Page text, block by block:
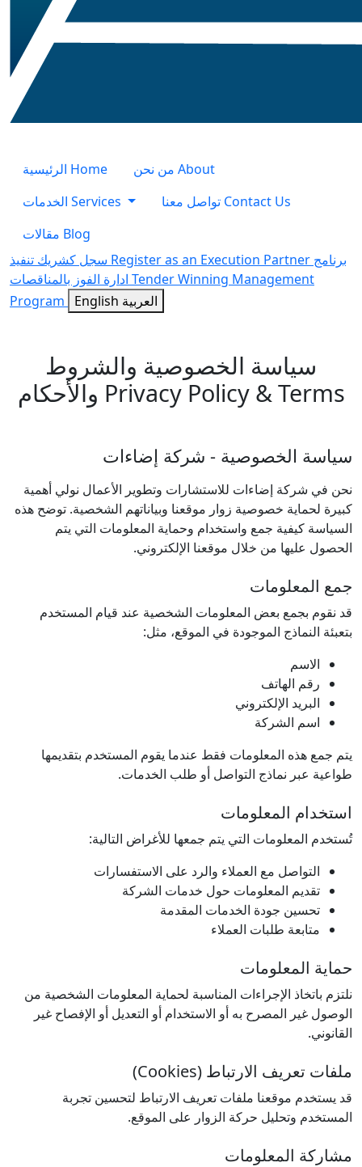
الرئيسية Home من نحن About
الخدمات Services تواصل معنا Contact Us
مقالات Blog
سجل كشريك تنفيذ Register as an Execution Partner برنامج
ادارة الفوز بالمناقصات Tender Winning Management
Program
English العربية
سياسة الخصوصية والشروط
والأحكام Privacy Policy & Terms
سياسة الخصوصية - شركة إضاءات
نحن في شركة إضاءات للاستشارات وتطوير الأعمال نولي أهمية
كبيرة لحماية خصوصية زوار موقعنا وبياناتهم الشخصية. توضح هذه
السياسة كيفية جمع واستخدام وحماية المعلومات التي يتم
الحصول عليها من خلال موقعنا الإلكتروني.
جمع المعلومات
قد نقوم بجمع بعض المعلومات الشخصية عند قيام المستخدم
بتعبئة النماذج الموجودة في الموقع، مثل:
الاسم
رقم الهاتف
البريد الإلكتروني
اسم الشركة
يتم جمع هذه المعلومات فقط عندما يقوم المستخدم بتقديمها
طواعية عبر نماذج التواصل أو طلب الخدمات.
استخدام المعلومات
تُستخدم المعلومات التي يتم جمعها للأغراض التالية:
التواصل مع العملاء والرد على الاستفسارات
تقديم المعلومات حول خدمات الشركة
تحسين جودة الخدمات المقدمة
متابعة طلبات العملاء
حماية المعلومات
نلتزم باتخاذ الإجراءات المناسبة لحماية المعلومات الشخصية من
الوصول غير المصرح به أو الاستخدام أو التعديل أو الإفصاح غير
القانوني.
ملفات تعريف الارتباط (Cookies)
قد يستخدم موقعنا ملفات تعريف الارتباط لتحسين تجربة
المستخدم وتحليل حركة الزوار على الموقع.
مشاركة المعلومات